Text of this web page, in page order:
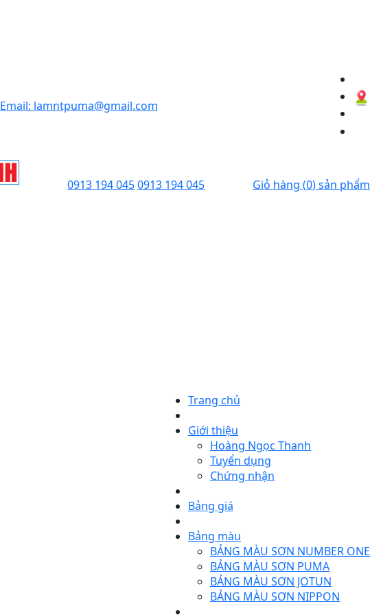
Email: lamntpuma@gmail.com
0913 194 0450913 194 045 Giỏ hàng (0) sản phẩm
Trang chủ
Giới thiệu
Hoàng Ngọc Thanh
Tuyển dụng
Chứng nhận
Bảng giá
Bảng màu
BẢNG MÀU SƠN NUMBER ONE
BẢNG MÀU SƠN PUMA
BẢNG MÀU SƠN JOTUN
BẢNG MÀU SƠN NIPPON